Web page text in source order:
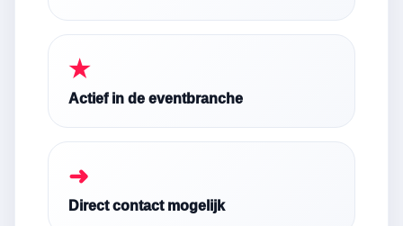
★
Actief in de eventbranche
➜
Direct contact mogelijk